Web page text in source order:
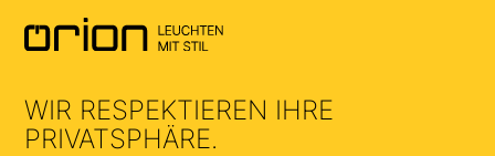
KATALOGE
WIR RESPEKTIEREN IHRE
PRIVATSPHÄRE.